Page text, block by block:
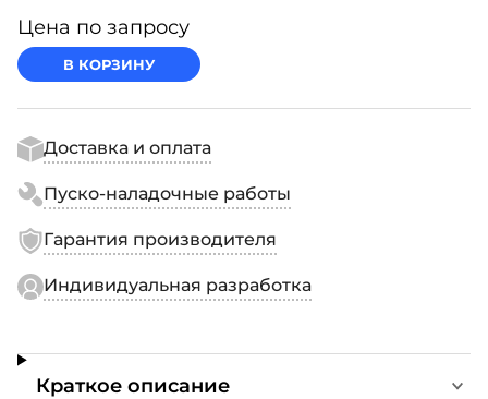
Цена по запросу
В КОРЗИНУ
Доставка и оплата
Пуско-наладочные работы
Гарантия производителя
Индивидуальная разработка
Краткое описание